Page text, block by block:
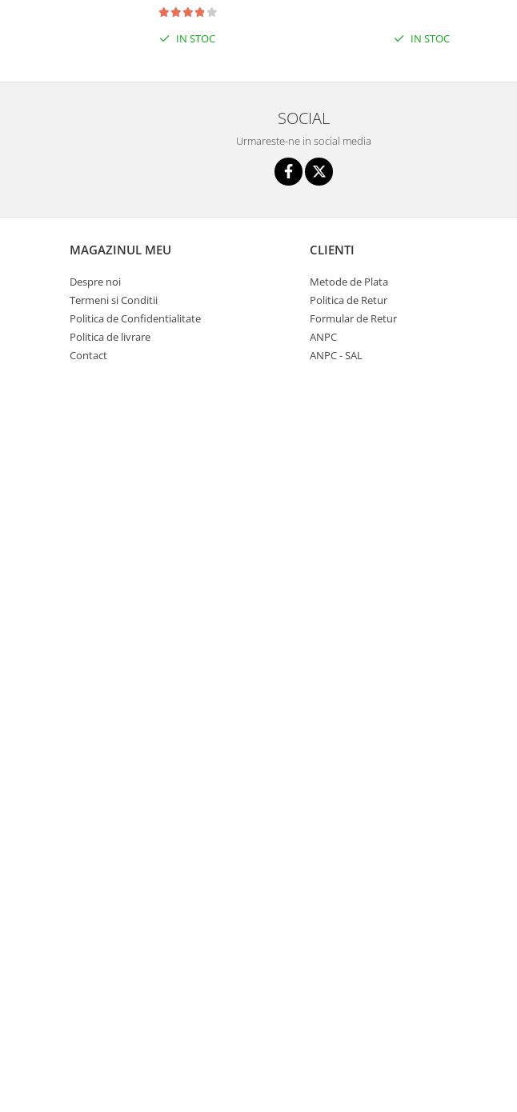
Joaca si sport exterior
Corturi si casute copii
Mese de Tenis
Articole de plaja
Jucarii pentru copii
Aparate fitness
IN STOC IN STOC
SOCIAL
Urmareste-ne in social media
MAGAZINUL MEU
Despre noi
Termeni si Conditii
Politica de Confidentialitate
Politica de livrare
Contact
CLIENTI
Metode de Plata
Politica de Retur
Formular de Retur
ANPC
ANPC - SAL